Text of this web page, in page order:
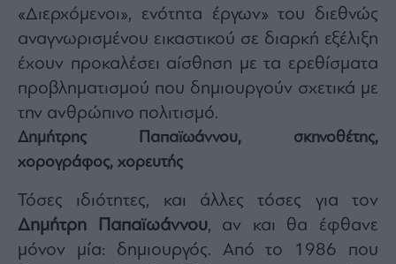
«Διερχόμενοι», ενότητα έργων» του διεθνώς
αναγνωρισμένου εικαστικού σε διαρκή εξέλιξη
έχουν προκαλέσει αίσθηση με τα ερεθίσματα
προβληματισμού που δημιουργούν σχετικά με
την ανθρώπινο πολιτισμό.
Δημήτρης Παπαϊωάννου, σκηνοθέτης,
χορογράφος, χορευτής
Τόσες ιδιότητες, και άλλες τόσες για τον
Δημήτρη Παπαϊωάννου, αν και θα έφθανε
μόνον μία: δημιουργός. Από το 1986 που